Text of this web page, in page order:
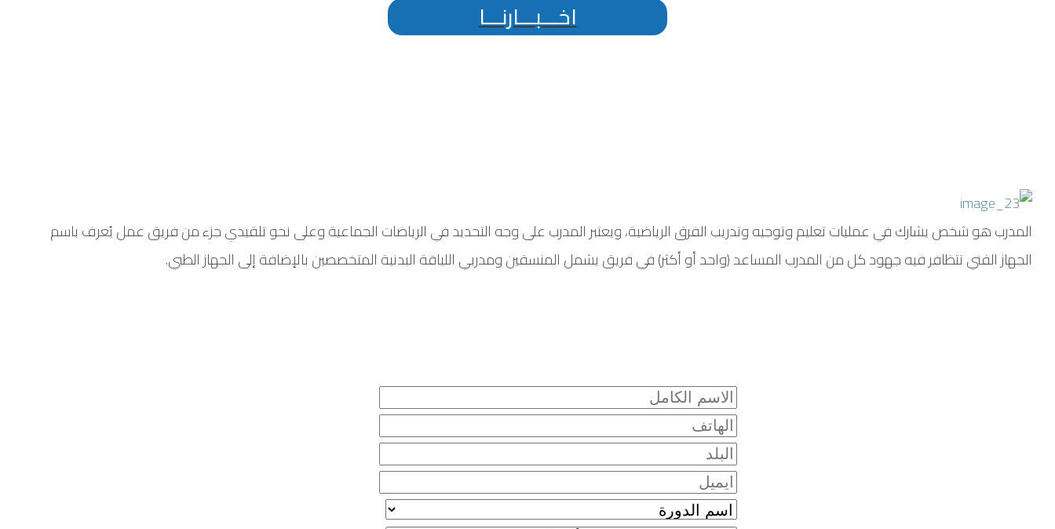
اخـــبـــارنـــا
المدرب هو شخص يشارك في عمليات تعليم وتوجيه وتدريب الفرق الرياضية، ويعتبر المدرب على وجه التحديد في الرياضات الجماعية وعلى نحو تلقيدي جزء من فريق عمل يُعرف باسم
الجهاز الفني تتظافر فيه جهود كل من المدرب المساعد (واحد أو أكثر) في فريق يشمل المنسقين ومدربي اللياقة البدنية المتخصصين بالإضافة إلى الجهاز الطبي.